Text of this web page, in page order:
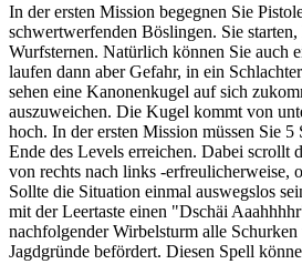
In der ersten Mission begegnen Sie
schwertwerfenden Böslingen. Sie
Wurfsternen. Natürlich können Sie auch
laufen dann aber Gefahr, in ein
sehen eine Kanonenkugel auf sich
auszuweichen. Die Kugel kommt von
hoch. In der ersten Mission müssen Sie 5
Ende des Levels erreichen. Dabei scrollt
von rechts nach links -erfreulicherweise,
Sollte die Situation einmal auswegslos
mit der Leertaste einen "Dschäi
nachfolgender Wirbelsturm alle
Jagdgründe befördert. Diesen Spell